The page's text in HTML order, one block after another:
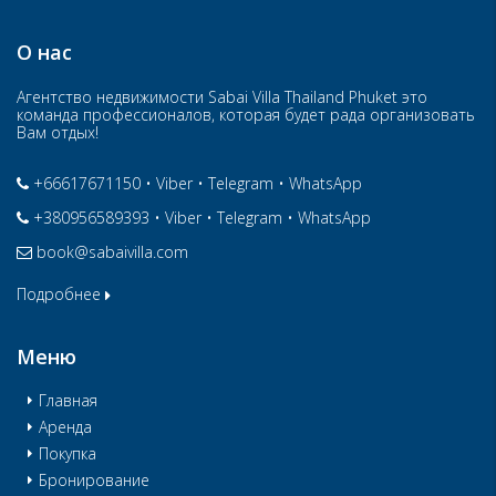
О нас
Агентство недвижимости Sabai Villa Thailand Phuket это
команда профессионалов, которая будет рада организовать
Вам отдых!
+66617671150 • Viber •Telegram • WhatsApp
+380956589393 • Viber •Telegram • WhatsApp
book@sabaivilla.com
Подробнее
Меню
Главная
Аренда
Покупка
Бронирование